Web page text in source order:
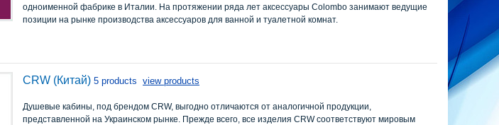
одноименной фабрике в Италии. На протяжении ряда лет аксессуары Colombo занимают ведущие
позиции на рынке производства аксессуаров для ванной и туалетной комнат.
CRW (Китай) 5 products view products
Душевые кабины, под брендом CRW, выгодно отличаются от аналогичной продукции,
представленной на Украинском рынке. Прежде всего, все изделия CRW соответствуют мировым